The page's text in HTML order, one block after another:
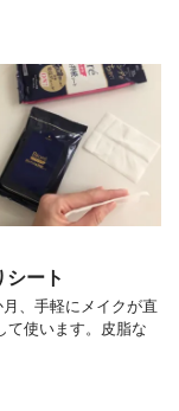
ート
、手軽にメイクが直
て使います。皮脂な